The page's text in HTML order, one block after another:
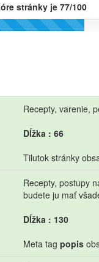
stránky je 77/100
Recepty, varenie,
Dĺžka : 66
Tilutok stránky
Recepty, postupy
budete ju mať
Dĺžka : 130
Meta tag popis